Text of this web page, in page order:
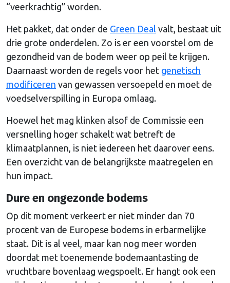
“veerkrachtig” worden.
Het pakket, dat onder de Green Deal valt, bestaat uit
drie grote onderdelen. Zo is er een voorstel om de
gezondheid van de bodem weer op peil te krijgen.
Daarnaast worden de regels voor het genetisch
modificeren van gewassen versoepeld en moet de
voedselverspilling in Europa omlaag.
Hoewel het mag klinken alsof de Commissie een
versnelling hoger schakelt wat betreft de
klimaatplannen, is niet iedereen het daarover eens.
Een overzicht van de belangrijkste maatregelen en
hun impact.
Dure en ongezonde bodems
Op dit moment verkeert er niet minder dan 70
procent van de Europese bodems in erbarmelijke
staat. Dit is al veel, maar kan nog meer worden
doordat met toenemende bodemaantasting de
vruchtbare bovenlaag wegspoelt. Er hangt ook een